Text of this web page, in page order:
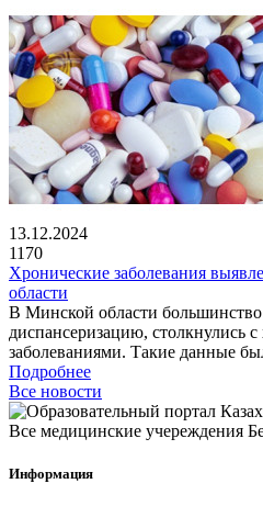
13.12.2024
1170
Хронические заболевания
области
В Минской области
диспансеризацию, столкнулись
заболеваниями. Такие данные
Подробнее
Все новости
Все медицинские учереждения
Информация